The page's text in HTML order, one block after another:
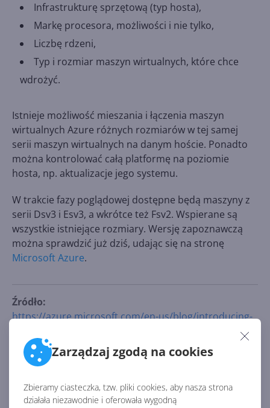
Zarządzaj zgodą na cookies
Zbieramy ciasteczka, tzw. pliki cookies, aby nasza strona
działała niezawodnie i oferowała wygodną
Infrastrukturę sprzętową (typ hosta),
Markę procesora, możliwości i nie tylko,
Liczbę rdzeni,
Typ i rozmiar maszyn wirtualnych, które chce
wdrożyć.
Istnieje możliwość mieszania i łączenia maszyn
wirtualnych Azure różnych rozmiarów w tej samej
serii maszyn wirtualnych na danym hoście. Ponadto
można kontrolować całą platformę na poziomie
hosta, np. aktualizacje jego systemu.
W trakcie fazy poglądowej dostępne będą maszyny z
serii Dsv3 i Esv3, a wkrótce też Fsv2. Wspierane są
wszystkie istniejące rozmiary. Wersję zapoznawczą
można sprawdzić już dziś, udając się na stronę
Microsoft Azure.
Źródło:
https://azure.microsoft.com/en-us/blog/introducing-
AKTUALNOŚCI Z KATEGORII MICROSOFT
AZURE